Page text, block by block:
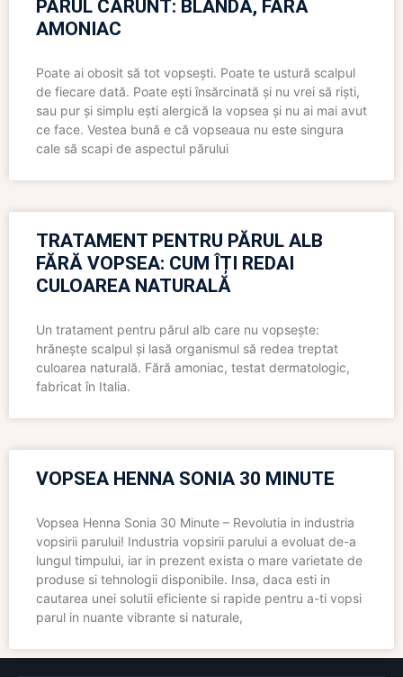
PĂRUL CĂRUNT: BLÂNDĂ, FĂRĂ
AMONIAC
Poate ai obosit să tot vopsești. Poate te ustură scalpul
de fiecare dată. Poate ești însărcinată și nu vrei să riști,
sau pur și simplu ești alergică la vopsea și nu ai mai avut
ce face. Vestea bună e că vopseaua nu este singura
cale să scapi de aspectul părului
TRATAMENT PENTRU PĂRUL ALB
FĂRĂ VOPSEA: CUM ÎȚI REDAI
CULOAREA NATURALĂ
Un tratament pentru părul alb care nu vopsește:
hrănește scalpul și lasă organismul să redea treptat
culoarea naturală. Fără amoniac, testat dermatologic,
fabricat în Italia.
VOPSEA HENNA SONIA 30 MINUTE
Vopsea Henna Sonia 30 Minute – Revolutia in industria
vopsirii parului! Industria vopsirii parului a evoluat de-a
lungul timpului, iar in prezent exista o mare varietate de
produse si tehnologii disponibile. Insa, daca esti in
cautarea unei solutii eficiente si rapide pentru a-ti vopsi
parul in nuante vibrante si naturale,